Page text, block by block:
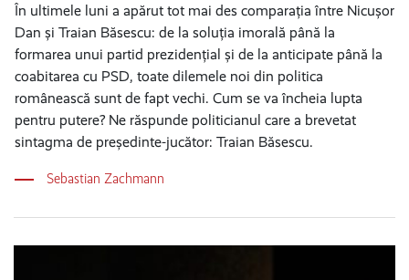
În ultimele luni a apărut tot mai des comparația între Nicușor
Dan și Traian Băsescu: de la soluția imorală până la
formarea unui partid prezidențial și de la anticipate până la
coabitarea cu PSD, toate dilemele noi din politica
românească sunt de fapt vechi. Cum se va încheia lupta
pentru putere? Ne răspunde politicianul care a brevetat
sintagma de președinte-jucător: Traian Băsescu.
Sebastian Zachmann